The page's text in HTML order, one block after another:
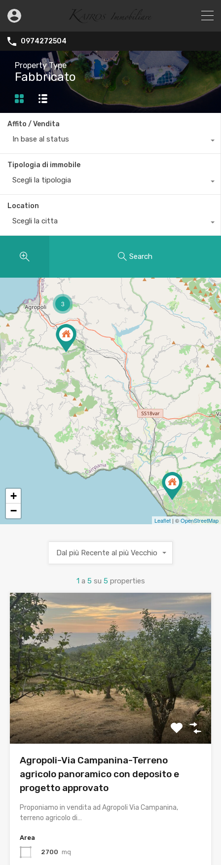
0974272504
Property Type
Fabbricato
Affito / Vendita
In base al status
Tipologia di immobile
Scegli la tipologia
Location
Scegli la citta
Search
3
+
−
Leaflet | ©OpenStreetMap
1 a 5 su 5 properties
Dal più Recente al più Vecchio
Agropoli-Via Campanina-Terreno
agricolo panoramico con deposito e
progetto approvato
Proponiamo in vendita ad Agropoli Via Campanina,
terreno agricolo di…
Area
2700 mq